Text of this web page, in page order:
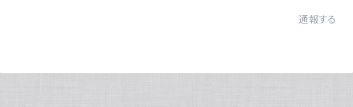
通報する